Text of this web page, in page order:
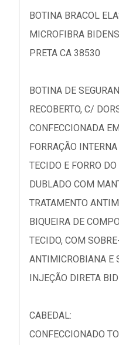
BOTINA BRACOL
MICROFIBRA
PRETA CA 38530
BOTINA DE
RECOBERTO, C/
CONFECCIONADA
FORRAÇÃO
TECIDO E FORRO
DUBLADO COM
TRATAMENTO
BIQUEIRA DE
TECIDO, COM
ANTIMICROBIANA E
INJEÇÃO DIRETA
CABEDAL:
CONFECCIONADO